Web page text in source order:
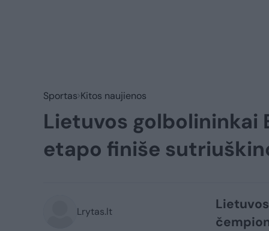
Sportas Kitos naujienos
Lietuvos golbolininkai
etapo finiše
Lrytas.lt